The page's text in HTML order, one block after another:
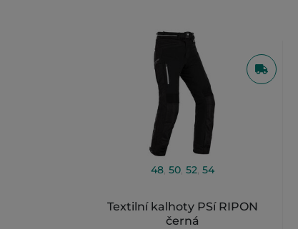
48,50,52,54
Textilní kalhoty PSí RIPON
černá